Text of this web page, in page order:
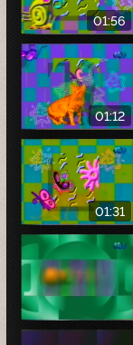
01:56
01:12
01:31